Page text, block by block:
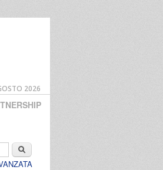
2026
Cerca